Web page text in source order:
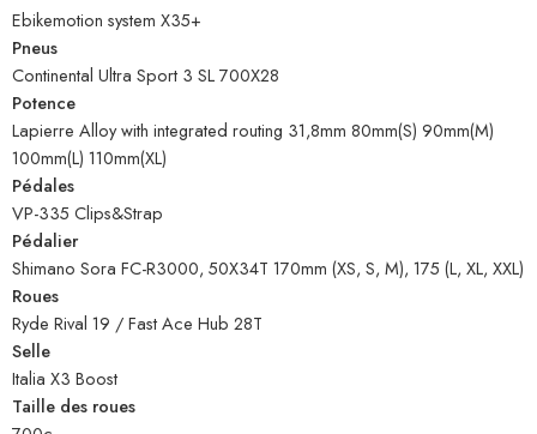
Ebikemotion system X35+
Pneus
Continental Ultra Sport 3 SL 700X28
Potence
Lapierre Alloy with integrated routing 31,8mm 80mm(S) 90mm(M)
100mm(L) 110mm(XL)
Pédales
VP-335 Clips&Strap
Pédalier
Shimano Sora FC-R3000, 50X34T 170mm (XS, S, M), 175 (L, XL, XXL)
Roues
Ryde Rival 19 / Fast Ace Hub 28T
Selle
Italia X3 Boost
Taille des roues